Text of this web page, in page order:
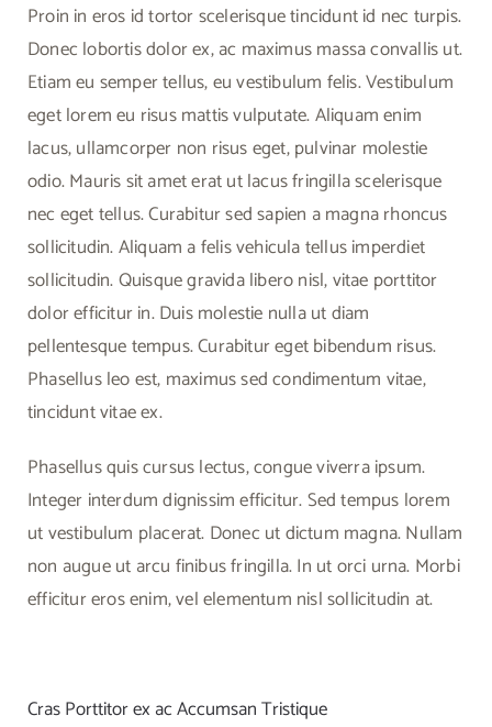
Proin in eros id tortor scelerisque tincidunt id nec turpis.
Donec lobortis dolor ex, ac maximus massa convallis ut.
Etiam eu semper tellus, eu vestibulum felis. Vestibulum
eget lorem eu risus mattis vulputate. Aliquam enim
lacus, ullamcorper non risus eget, pulvinar molestie
odio. Mauris sit amet erat ut lacus fringilla scelerisque
nec eget tellus. Curabitur sed sapien a magna rhoncus
sollicitudin. Aliquam a felis vehicula tellus imperdiet
sollicitudin. Quisque gravida libero nisl, vitae porttitor
dolor efficitur in. Duis molestie nulla ut diam
pellentesque tempus. Curabitur eget bibendum risus.
Phasellus leo est, maximus sed condimentum vitae,
tincidunt vitae ex.
Phasellus quis cursus lectus, congue viverra ipsum.
Integer interdum dignissim efficitur. Sed tempus lorem
ut vestibulum placerat. Donec ut dictum magna. Nullam
non augue ut arcu finibus fringilla. In ut orci urna. Morbi
efficitur eros enim, vel elementum nisl sollicitudin at.
Cras Porttitor ex ac Accumsan Tristique